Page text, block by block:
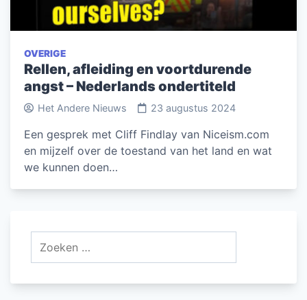
OVERIGE
Rellen, afleiding en voortdurende
angst – Nederlands ondertiteld
Het Andere Nieuws 23 augustus 2024
Een gesprek met Cliff Findlay van Niceism.com
en mijzelf over de toestand van het land en wat
we kunnen doen…